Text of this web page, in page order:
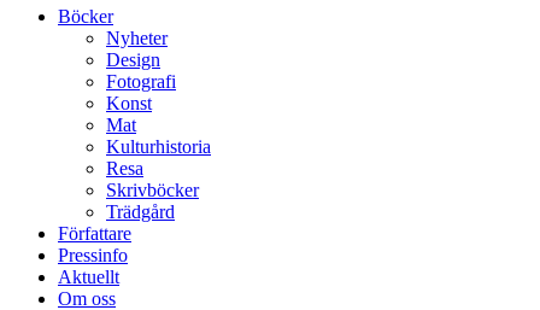
Böcker
Nyheter
Design
Fotografi
Konst
Mat
Kulturhistoria
Resa
Skrivböcker
Trädgård
Författare
Pressinfo
Aktuellt
Om oss